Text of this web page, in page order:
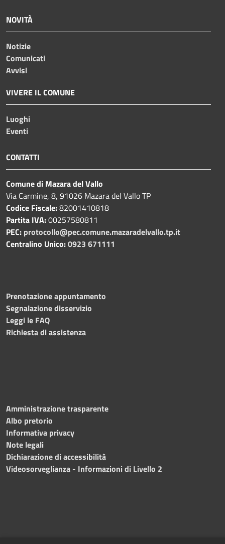
NOVITÀ
Notizie
Comunicati
Avvisi
VIVERE IL COMUNE
Luoghi
Eventi
CONTATTI
Comune di Mazara del Vallo
Via Carmine, 8, 91026 Mazara del Vallo TP
Codice Fiscale:82001410818
Partita IVA:00257580811
PEC: protocollo@pec.comune.mazaradelvallo.tp.it
Centralino Unico:0923 671111
Prenotazione appuntamento
Segnalazione disservizio
Leggi le FAQ
Richiesta di assistenza
Amministrazione trasparente
Albo pretorio
Informativa privacy
Note legali
Dichiarazione di accessibilità
Videosorveglianza - Informazioni di Livello 2